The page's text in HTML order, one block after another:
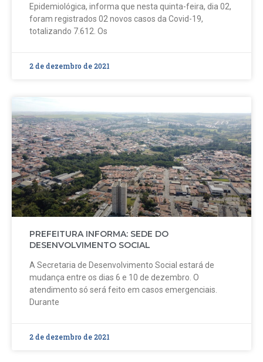
Epidemiológica, informa que nesta quinta-feira, dia 02,
foram registrados 02 novos casos da Covid-19,
totalizando 7.612. Os
2 de dezembro de 2021
PREFEITURA INFORMA: SEDE DO
DESENVOLVIMENTO SOCIAL
A Secretaria de Desenvolvimento Social estará de
mudança entre os dias 6 e 10 de dezembro. O
atendimento só será feito em casos emergenciais.
Durante
2 de dezembro de 2021